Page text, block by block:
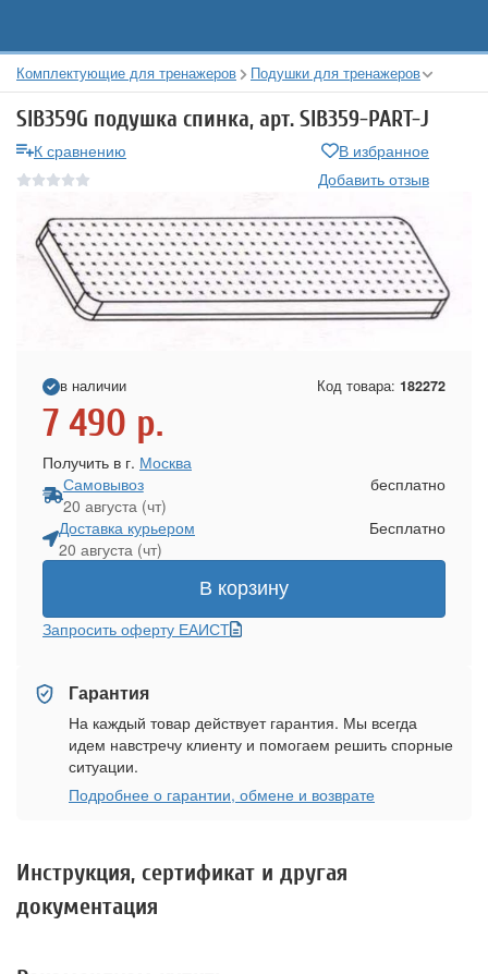
Комплектующие для тренажеров Подушки для тренажеров
SIB359G подушка спинка, арт. SIB359-PART-J
К сравнению
В избранное
Добавить отзыв
в наличии Код товара: 182272
7 490 р.
Получить в г. Москва
Самовывоз
20 августа (чт)
бесплатно
Доставка курьером
20 августа (чт)
Бесплатно
В корзину
Запросить оферту ЕАИСТ
Гарантия
На каждый товар действует гарантия. Мы всегда
идем навстречу клиенту и помогаем решить спорные
ситуации.
Подробнее о гарантии, обмене и возврате
Инструкция, сертификат и другая
документация